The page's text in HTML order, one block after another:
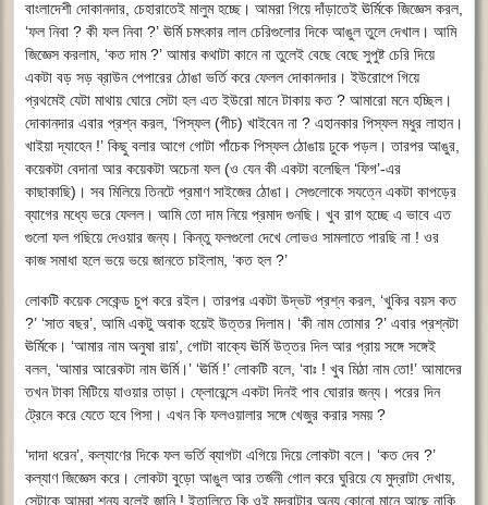
বাংলাদেশী দোকানদার, চেহারাতেই মালুম হচ্ছে। আমরা গিয়ে দাঁড়াতেই ঊর্মিকে জিজ্ঞেস করল,
‘ফল নিবা ? কী ফল নিবা ?’ ঊর্মি চমৎকার লাল চেরিগুলোর দিকে আঙুল তুলে দেখাল। আমি
জিজ্ঞেস করলাম, ‘কত দাম ?’ আমার কথাটা কানে না তুলেই বেছে বেছে সুপুষ্ট চেরি দিয়ে
একটা বড় সড় ব্রাউন পেপারের ঠোঙা ভর্তি করে ফেলল দোকানদার। ইউরোপে গিয়ে
প্রথমেই যেটা মাথায় ঘোরে সেটা হল এত ইউরো মানে টাকায় কত ? আমারো মনে হচ্ছিল।
দোকানদার এবার প্রশ্ন করল, ‘পিস্ফল (পীচ) খাইবেন না ? এহানকার পিস্ফল মধুর লাহান।
খাইয়া দ্যাহেন !’ কিছু বলার আগে গোটা পাঁচেক পিস্ফল ঠোঙায় ঢুকে পড়ল। তারপর আঙুর,
কয়েকটা বেদানা আর কয়েকটা অচেনা ফল (ও যেন কী একটা বলেছিল ‘ফিগ’-এর
কাছাকাছি) । সব মিলিয়ে তিনটে প্রমাণ সাইজের ঠোঙা। সেগুলোকে সযত্নে একটা কাপড়ের
ব্যাগের মধ্যে ভরে ফেলল। আমি তো দাম নিয়ে প্রমাদ গুনছি। খুব রাগ হচ্ছে এ ভাবে এত
গুলো ফল গছিয়ে দেওয়ার জন্য। কিন্তু ফলগুলো দেখে লোভও সামলাতে পারছি না ! ওর
কাজ সমাধা হলে ভয়ে ভয়ে জানতে চাইলাম, ‘কত হল ?’
লোকটি কয়েক সেকেন্ড চুপ করে রইল। তারপর একটা উদ্ভট প্রশ্ন করল, ‘খুকির বয়স কত
?’ ‘সাত বছর’, আমি একটু অবাক হয়েই উত্তর দিলাম। ‘কী নাম তোমার ?’ এবার প্রশ্নটা
ঊর্মিকে। ‘আমার নাম অনুষা রায়’, গোটা বাক্যে ঊর্মি উত্তর দিল আর প্রায় সঙ্গে সঙ্গেই
বলল, ‘আমার আরেকটা নাম ঊর্মি।’ ‘ঊর্মি !’ লোকটি বলে, ‘বাঃ ! খুব মিঠা নাম তো!’ আমাদের
তখন টাকা মিটিয়ে যাওয়ার তাড়া। ফ্লোরেন্সে একটা দিনই পাব ঘোরার জন্য। পরের দিন
ট্রেনে করে যেতে হবে পিসা। এখন কি ফলওয়ালার সঙ্গে খেজুর করার সময় ?
‘দাদা ধরেন’, কল্যাণের দিকে ফল ভর্তি ব্যাগটা এগিয়ে দিয়ে লোকটা বলে। ‘কত দেব ?’
কল্যাণ জিজ্ঞেস করে। লোকটা বুড়ো আঙুল আর তর্জনী গোল করে ঘুরিয়ে যে মুদ্রাটা দেখায়,
সেটাকে আমরা শূন্য বলেই জানি ! ইতালিতে কি ওই মুদ্রাটার অন্য কোনো মানে আছে নাকি